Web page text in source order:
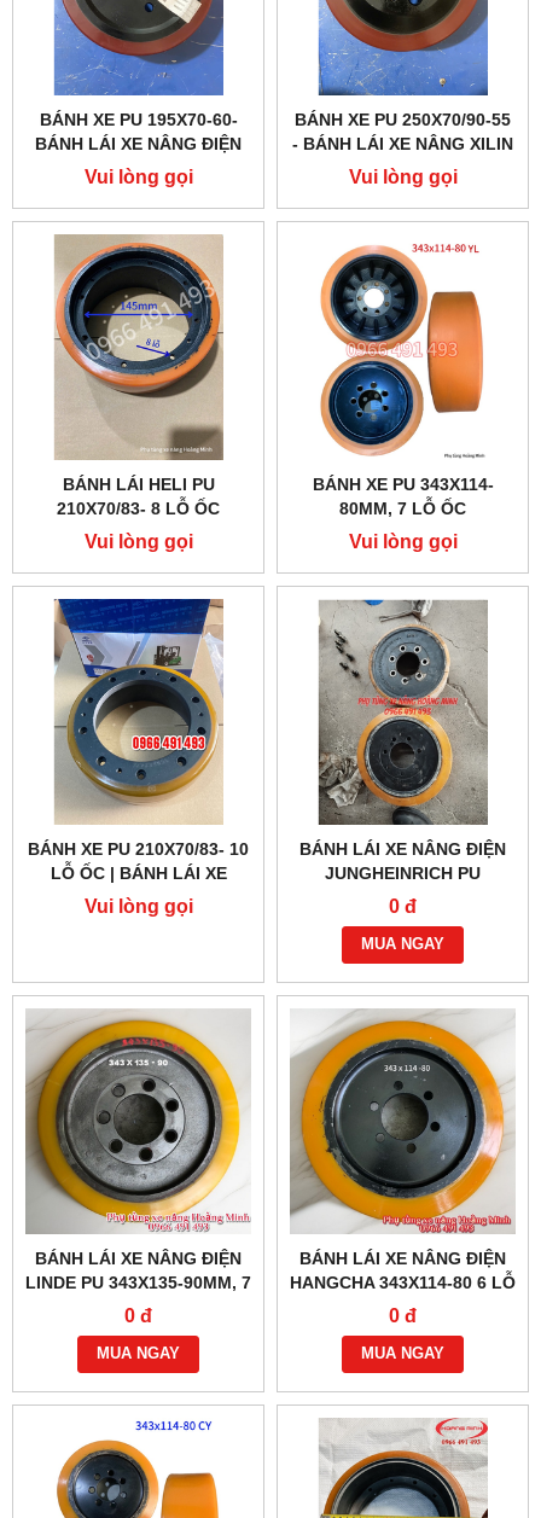
BÁNH XE PU 195X70-60-
BÁNH LÁI XE NÂNG ĐIỆN
XILIN CBD15W, CBD15A...
Vui lòng gọi
BÁNH XE PU 250X70/90-55
- BÁNH LÁI XE NÂNG XILIN
CHỊU TẢI CAO, ĐỘ BÊN
VƯỢT TRỘI
Vui lòng gọi
BÁNH LÁI HELI PU
210X70/83- 8 LỖ ỐC
Vui lòng gọi
BÁNH XE PU 343X114-
80MM, 7 LỖ ỐC
Vui lòng gọi
BÁNH XE PU 210X70/83- 10
LỖ ỐC | BÁNH LÁI XE
NÂNG ĐIỆN HANGCHA
Vui lòng gọi
BÁNH LÁI XE NÂNG ĐIỆN
JUNGHEINRICH PU
343X114-90MM, 7 LỖ ỐC
0 đ
MUA NGAY
BÁNH LÁI XE NÂNG ĐIỆN
LINDE PU 343X135-90MM, 7
LỖ ỐC
0 đ
MUA NGAY
BÁNH LÁI XE NÂNG ĐIỆN
HANGCHA 343X114-80 6 LỖ
ỐC
0 đ
MUA NGAY